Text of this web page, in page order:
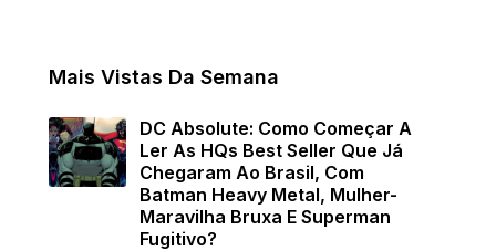
Mais Vistas Da Semana
DC Absolute: Como Começar A
Ler As HQs Best Seller Que Já
Chegaram Ao Brasil, Com
Batman Heavy Metal, Mulher-
Maravilha Bruxa E Superman
Fugitivo?